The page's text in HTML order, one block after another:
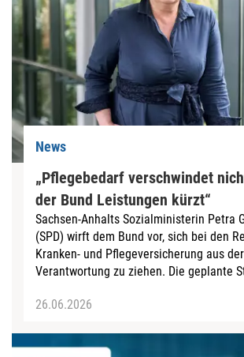
News
„Pflegebedarf verschwindet
der Bund Leistungen kürzt“
Sachsen-Anhalts Sozialministerin Petra
(SPD) wirft dem Bund vor, sich bei den
Kranken- und Pflegeversicherung aus
Verantwortung zu ziehen. Die geplante
26.06.2026